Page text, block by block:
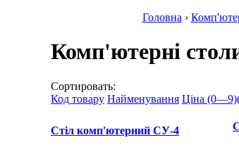
Головна ›
Комп'ютерні
Сортировать:
Код товару Найменування Ціна (0—9)
Стіл комп'ютерний СУ-4